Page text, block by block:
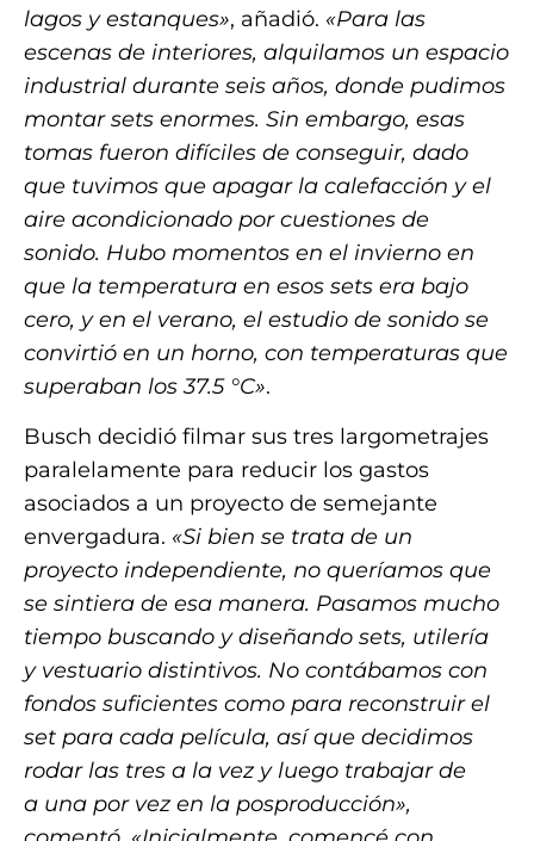
lagos y estanques», añadió. «Para las
escenas de interiores, alquilamos un espacio
industrial durante seis años, donde pudimos
montar sets enormes. Sin embargo, esas
tomas fueron difíciles de conseguir, dado
que tuvimos que apagar la calefacción y el
aire acondicionado por cuestiones de
sonido. Hubo momentos en el invierno en
que la temperatura en esos sets era bajo
cero, y en el verano, el estudio de sonido se
convirtió en un horno, con temperaturas que
superaban los 37.5 °C».
Busch decidió filmar sus tres largometrajes
paralelamente para reducir los gastos
asociados a un proyecto de semejante
envergadura. «Si bien se trata de un
proyecto independiente, no queríamos que
se sintiera de esa manera. Pasamos mucho
tiempo buscando y diseñando sets, utilería
y vestuario distintivos. No contábamos con
fondos suficientes como para reconstruir el
set para cada película, así que decidimos
rodar las tres a la vez y luego trabajar de
a una por vez en la posproducción»,